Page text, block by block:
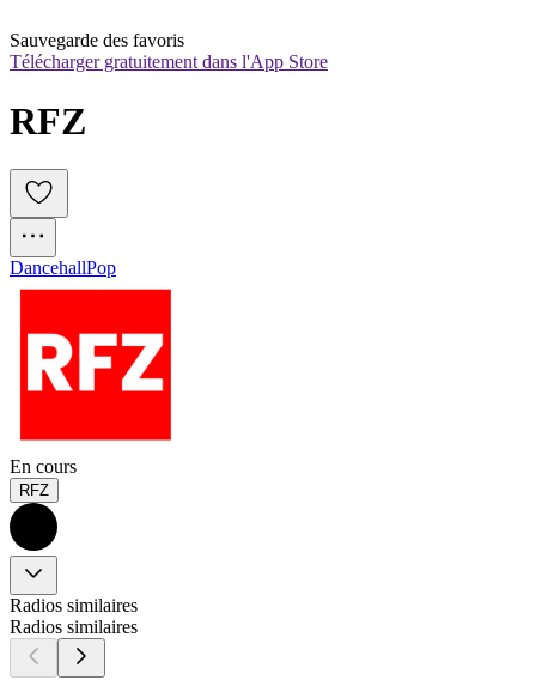
Sauvegarde des favoris
Télécharger gratuitement dans l'App Store
DancehallPop
En cours
RFZ
Radios similaires
Radios similaires